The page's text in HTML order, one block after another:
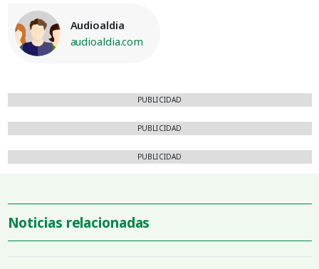
Audioaldia
audioaldia.com
PUBLICIDAD
PUBLICIDAD
PUBLICIDAD
Noticias relacionadas